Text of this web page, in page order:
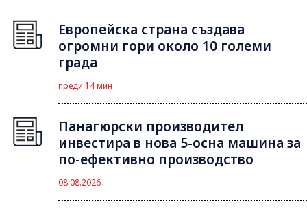
Европейска страна създава
огромни гори около 10 големи
града
преди 14 мин
Панагюрски производител
инвестира в нова 5-осна машина за
по-ефективно производство
08.08.2026